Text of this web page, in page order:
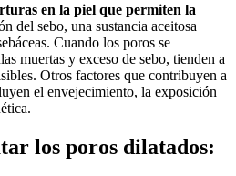
en la piel que permiten la
del sebo, una sustancia aceitosa
Cuando los poros se
muertas y exceso de sebo, tienden a
Otros factores que contribuyen a
el envejecimiento, la exposición
los poros dilatados: